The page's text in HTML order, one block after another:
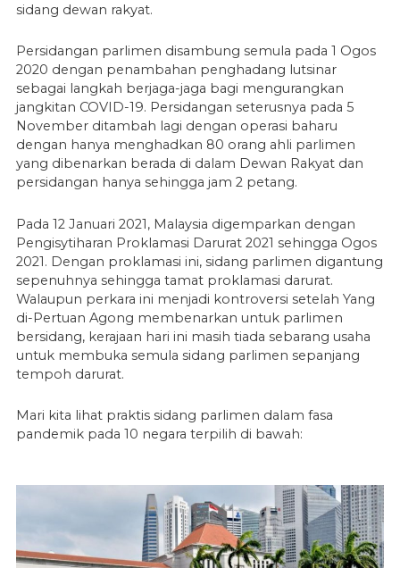
sidang dewan rakyat.
Persidangan parlimen disambung semula pada 1 Ogos
2020 dengan penambahan penghadang lutsinar
sebagai langkah berjaga-jaga bagi mengurangkan
jangkitan COVID-19. Persidangan seterusnya pada 5
November ditambah lagi dengan operasi baharu
dengan hanya menghadkan 80 orang ahli parlimen
yang dibenarkan berada di dalam Dewan Rakyat dan
persidangan hanya sehingga jam 2 petang.
Pada 12 Januari 2021, Malaysia digemparkan dengan
Pengisytiharan Proklamasi Darurat 2021 sehingga Ogos
2021. Dengan proklamasi ini, sidang parlimen digantung
sepenuhnya sehingga tamat proklamasi darurat.
Walaupun perkara ini menjadi kontroversi setelah Yang
di-Pertuan Agong membenarkan untuk parlimen
bersidang, kerajaan hari ini masih tiada sebarang usaha
untuk membuka semula sidang parlimen sepanjang
tempoh darurat.
Mari kita lihat praktis sidang parlimen dalam fasa
pandemik pada 10 negara terpilih di bawah: